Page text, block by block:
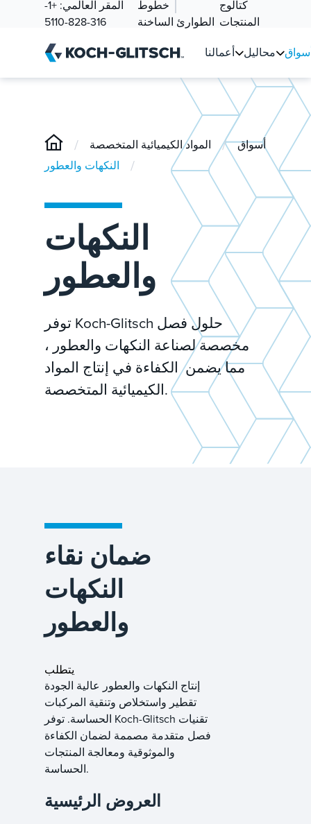
المقر العالمي:
+1-
316-828-5110
خطوط
الطوارئ الساخنة
كتالوج
المنتجات
أعمالنا محاليل
/ أسواق / المواد الكيميائية المتخصصة
/ النكهات والعطور
النكهات
والعطور
توفر Koch-Glitsch حلول فصل
مخصصة لصناعة النكهات والعطور ،
مما يضمن الكفاءة في إنتاج المواد
الكيميائية المتخصصة.
ضمان نقاء
النكهات
والعطور
يتطلب
إنتاج النكهات والعطور عالية الجودة
تقطير واستخلاص وتنقية المركبات
الحساسة. توفر Koch-Glitsch تقنيات
فصل متقدمة مصممة لضمان الكفاءة
والموثوقية ومعالجة المنتجات
الحساسة.
العروض الرئيسية